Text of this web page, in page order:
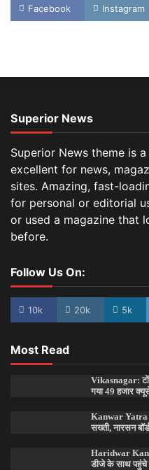
Facebook Instagram
Superior News
Superior News theme is
excellent for news,
sites. Amazing, fast-
for personal or editorial
or used a magazine that
before.
Follow Us On:
10k 20k 5k
Most Read
Vikasnagar:
गया 49 हजार
Kanwar Yatra
सख्ती, नारसन
Haridwar
डीजे के साथ पहुंचे